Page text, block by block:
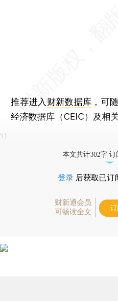
推荐进入 财新数据库 ，可
经济数据库（CEIC）及相
') }
本文共计302字
登录 后获取已订
财新通会员
可畅读全文